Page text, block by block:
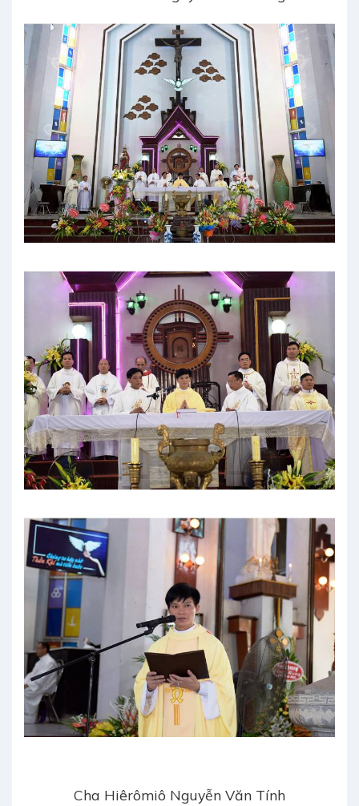
Cha Hiêrômiô Nguyễn Văn Tính